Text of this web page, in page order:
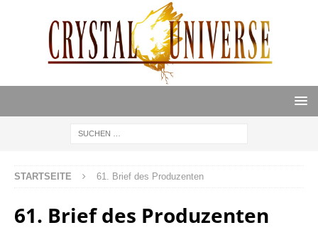
STARTSEITE 61. Brief des Produzenten
61. Brief des Produzenten